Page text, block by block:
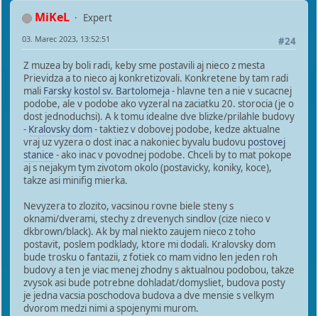
MiKeL
Expert
#24
03. Marec 2023, 13:52:51
Z muzea by boli radi, keby sme postavili aj nieco z mesta
Prievidza a to nieco aj konkretizovali. Konkretene by tam radi
mali Farsky kostol sv. Bartolomeja- hlavne ten a nie v sucacnej
podobe, ale v podobe ako vyzeral na zaciatku 20. storocia (je o
dost jednoduchsi). A k tomu idealne dve blizke/prilahle budovy
- Kralovsky dom- taktiez v dobovej podobe, kedze aktualne
vraj uz vyzera o dost inac a nakoniec byvalu budovu postovej
stanice - ako inac v povodnej podobe. Chceli by to mat pokope
aj s nejakym tym zivotom okolo (postavicky, koniky, koce),
takze asi minifig mierka.
Nevyzera to zlozito, vacsinou rovne biele steny s
oknami/dverami, stechy z drevenych sindlov (cize nieco v
dkbrown/black). Ak by mal niekto zaujem nieco z toho
postavit, poslem podklady, ktore mi dodali. Kralovsky dom
bude trosku o fantazii, z fotiek co mam vidno len jeden roh
budovy a ten je viac menej zhodny s aktualnou podobou, takze
zvysok asi bude potrebne dohladat/domysliet, budova posty
je jedna vacsia poschodova budova a dve mensie s velkym
dvorom medzi nimi a spojenymi murom.